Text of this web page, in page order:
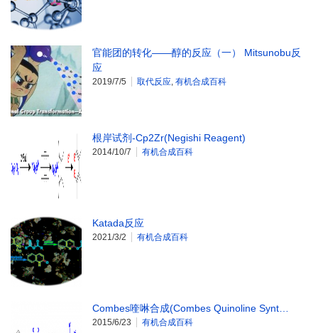
官能团的转化——醇的反应（一） Mitsunobu反
应
2019/7/5 取代反应, 有机合成百科
根岸试剂-Cp2Zr(Negishi Reagent)
2014/10/7 有机合成百科
Katada反应
2021/3/2 有机合成百科
Combes喹啉合成(Combes Quinoline Synt…
2015/6/23 有机合成百科